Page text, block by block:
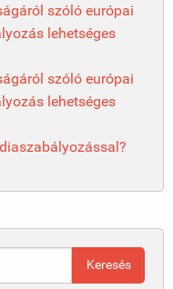
szóló európai
lehetséges
szóló európai
lehetséges